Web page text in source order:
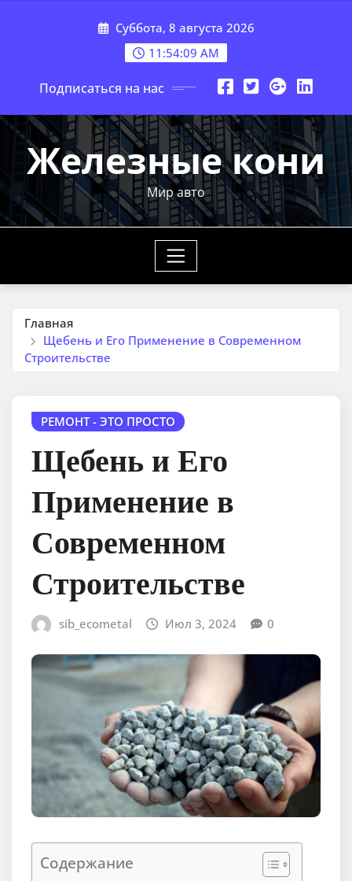
Суббота, 8 августа 2026
11:54:10 AM
Подписаться на нас
Железные кони
Мир авто
Главная
Щебень и Его Применение в Современном
Строительстве
РЕМОНТ - ЭТО ПРОСТО
Щебень и Его
Применение в
Современном
Строительстве
sib_ecometal Июл 3, 2024 0
Содержание